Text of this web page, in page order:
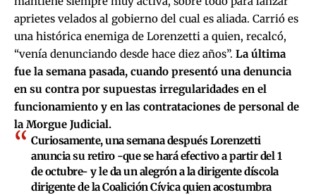
aprietes velados al gobierno del cual es aliada. Carrió es
una histórica enemiga de Lorenzetti a quien, recalcó,
“venía denunciando desde hace diez años”. La última
fue la semana pasada, cuando presentó una denuncia
en su contra por supuestas irregularidades en el
funcionamiento y en las contrataciones de personal de
la Morgue Judicial.
Curiosamente, una semana después Lorenzetti
anuncia su retiro -que se hará efectivo a partir del 1
de octubre- y le da un alegrón a la dirigente díscola
dirigente de la Coalición Cívica quien acostumbra